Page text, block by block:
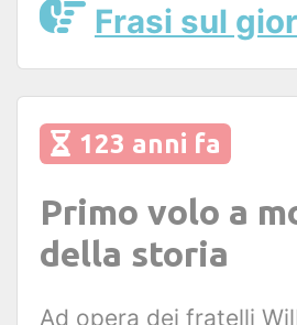
Frasi sul
123 anni fa
Primo volo a
della storia
Ad opera dei fratelli